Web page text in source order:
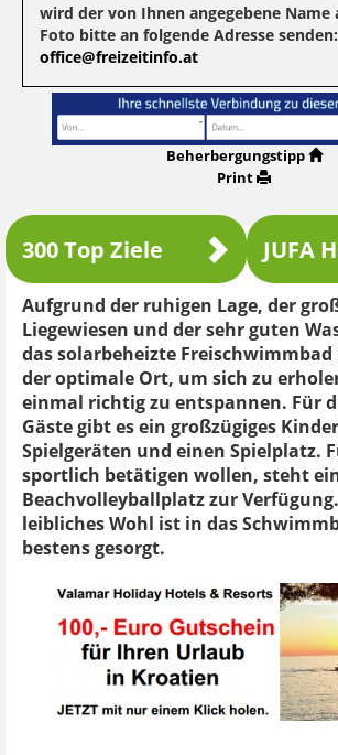
wird der von Ihnen angegebene Name
Foto bitte an folgende Adresse senden:
office@freizeitinfo.at
Beherbergungstipp
Print
300 Top Ziele JUFA
Aufgrund der ruhigen Lage, der
Liegewiesen und der sehr guten
das solarbeheizte
der optimale Ort, um sich zu
einmal richtig zu entspannen. Für
Gäste gibt es ein großzügiges
Spielgeräten und einen Spielplatz.
sportlich betätigen wollen, steht
Beachvolleyballplatz zur
leibliches Wohl ist in das
bestens gesorgt.